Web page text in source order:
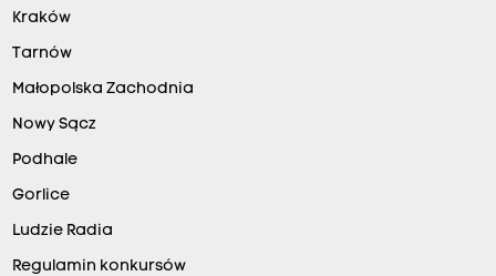
Kraków
Tarnów
Małopolska Zachodnia
Nowy Sącz
Podhale
Gorlice
Ludzie Radia
Regulamin konkursów